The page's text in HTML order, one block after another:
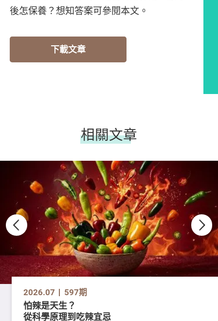
後怎保養？想知答案可參閱本文。
下載文章
相關文章
2026.07 597期
怕辣是天生？
從科學原理到吃辣宜忌